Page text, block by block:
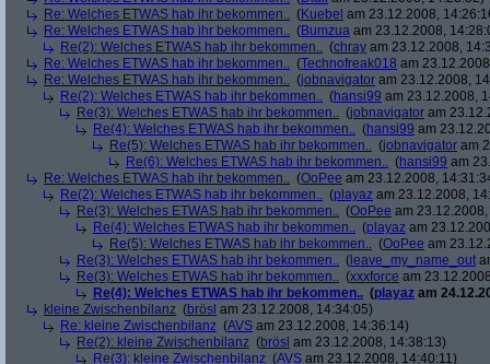
Re: Welches ETWAS hab ihr bekommen.. (Kuebel am 23.12.2008,
Re: Welches ETWAS hab ihr bekommen.. (Bumzua am 23.12.2008,
Re(2): Welches ETWAS hab ihr bekommen.. (chray am 23.12.2008,
Re: Welches ETWAS hab ihr bekommen.. (Technofreak018 am
Re: Welches ETWAS hab ihr bekommen.. (jobnavigator am 23.12.2008,
Re(2): Welches ETWAS hab ihr bekommen.. (hansi99 am 23.12.2008,
Re(3): Welches ETWAS hab ihr bekommen.. (jobnavigator am
Re(4): Welches ETWAS hab ihr bekommen.. (hansi99 am
Re(5): Welches ETWAS hab ihr bekommen.. (jobnavigator am
Re(6): Welches ETWAS hab ihr bekommen.. (hansi99 am
Re: Welches ETWAS hab ihr bekommen.. (OoPee am 23.12.2008,
Re(2): Welches ETWAS hab ihr bekommen.. (playaz am 23.12.2008,
Re(3): Welches ETWAS hab ihr bekommen.. (OoPee am
Re(4): Welches ETWAS hab ihr bekommen.. (playaz am
Re(5): Welches ETWAS hab ihr bekommen.. (OoPee am
Re(3): Welches ETWAS hab ihr bekommen.. ( leave_my_name_out
Re(3): Welches ETWAS hab ihr bekommen.. (xxxforce am
Re(4): Welches ETWAS hab ihr bekommen.. (playaz am
kleine Zwischenbilanz (brösl am 23.12.2008, 14:34:05)
Re: kleine Zwischenbilanz (AVS am 23.12.2008, 14:36:14)
Re(2): kleine Zwischenbilanz (brösl am 23.12.2008, 14:38:13)
Re(3): kleine Zwischenbilanz (AVS am 23.12.2008, 14:40:11)